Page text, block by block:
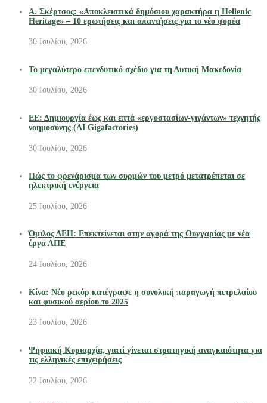
Α. Σκέρτσος: «Αποκλειστικά δημόσιου χαρακτήρα η Hellenic
Heritage» – 10 ερωτήσεις και απαντήσεις για το νέο φορέα
30 Ιουλίου, 2026
Το μεγαλύτερο επενδυτικό σχέδιο για τη Δυτική Μακεδονία
30 Ιουλίου, 2026
ΕΕ: Δημιουργία έως και επτά «εργοστασίων-γιγάντων» τεχνητής
νοημοσύνης (AI Gigafactories)
30 Ιουλίου, 2026
Πώς το φρενάρισμα των συρμών του μετρό μετατρέπεται σε
ηλεκτρική ενέργεια
25 Ιουλίου, 2026
Όμιλος ΔΕΗ: Επεκτείνεται στην αγορά της Ουγγαρίας με νέα
έργα ΑΠΕ
24 Ιουλίου, 2026
Κίνα: Νέο ρεκόρ κατέγραψε η συνολική παραγωγή πετρελαίου
και φυσικού αερίου το 2025
23 Ιουλίου, 2026
Ψηφιακή Κυριαρχία, γιατί γίνεται στρατηγική αναγκαιότητα για
τις ελληνικές επιχειρήσεις
22 Ιουλίου, 2026